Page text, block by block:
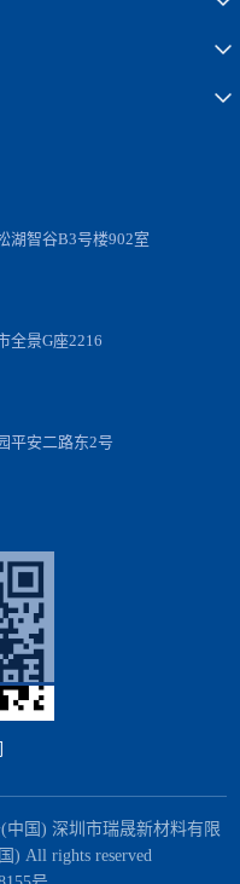
湖智谷B3号楼902室
全景G座2216
平安二路东2号
中国) 深圳市瑞晟新材料有限
) All rights reserved